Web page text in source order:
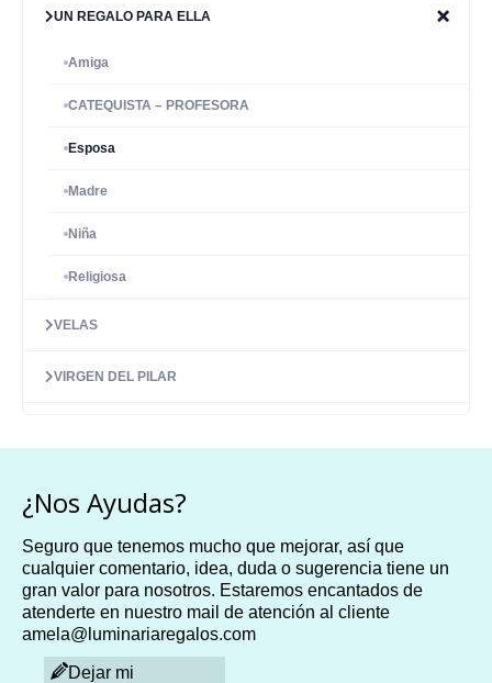
UN REGALO PARA ELLA
Amiga
CATEQUISTA – PROFESORA
Esposa
Madre
Niña
Religiosa
VELAS
VIRGEN DEL PILAR
¿Nos Ayudas?
Seguro que tenemos mucho que mejorar, así que
cualquier comentario, idea, duda o sugerencia tiene un
gran valor para nosotros. Estaremos encantados de
atenderte en nuestro mail de atención al cliente
amela@luminariaregalos.com
Dejar mi